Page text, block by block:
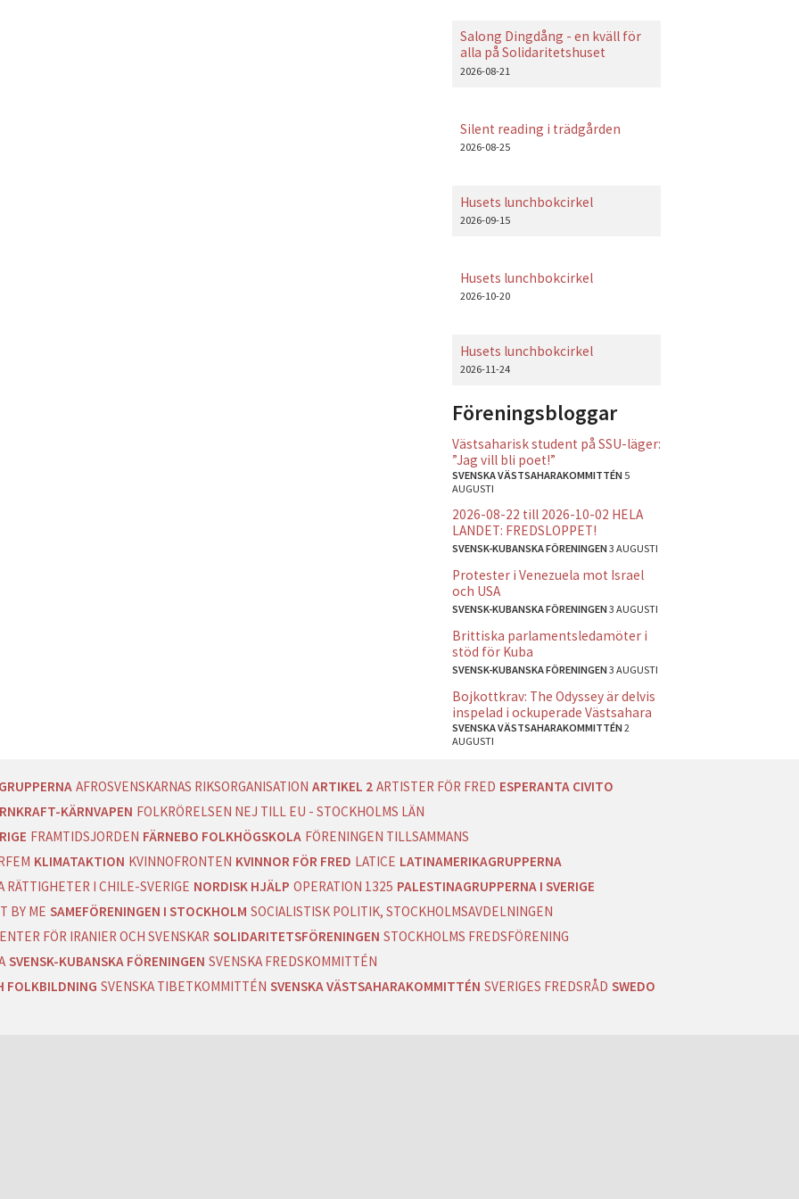
Salong Dingdång - en kväll för
alla på Solidaritetshuset
2026-08-21
Silent reading i trädgården
2026-08-25
Husets lunchbokcirkel
2026-09-15
Husets lunchbokcirkel
2026-10-20
Husets lunchbokcirkel
2026-11-24
Föreningsbloggar
Västsaharisk student på SSU-läger:
”Jag vill bli poet!”
SVENSKA VÄSTSAHARAKOMMITTÉN 5
AUGUSTI
2026-08-22 till 2026-10-02 HELA
LANDET: FREDSLOPPET!
SVENSK-KUBANSKA FÖRENINGEN3 AUGUSTI
Protester i Venezuela mot Israel
och USA
SVENSK-KUBANSKA FÖRENINGEN3 AUGUSTI
Brittiska parlamentsledamöter i
stöd för Kuba
SVENSK-KUBANSKA FÖRENINGEN3 AUGUSTI
Bojkottkrav: The Odyssey är delvis
inspelad i ockuperade Västsahara
SVENSKA VÄSTSAHARAKOMMITTÉN2
AUGUSTI
AFROSVENSKARNAS RIKSORGANISATION ARTIKEL 2 ARTISTER FÖR FRED ESPERANTA CIVITO
KÄRNVAPEN FOLKRÖRELSEN NEJ TILL EU - STOCKHOLMS LÄN
FRAMTIDSJORDEN FÄRNEBO FOLKHÖGSKOLA FÖRENINGEN TILLSAMMANS
KLIMATAKTION KVINNOFRONTEN KVINNOR FÖR FRED LATICE LATINAMERIKAGRUPPERNA
RÄTTIGHETER I CHILE-SVERIGE NORDISK HJÄLP OPERATION 1325 PALESTINAGRUPPERNA I SVERIGE
BY ME SAMEFÖRENINGEN I STOCKHOLM SOCIALISTISK POLITIK, STOCKHOLMSAVDELNINGEN
FÖR IRANIER OCH SVENSKAR SOLIDARITETSFÖRENINGEN STOCKHOLMS FREDSFÖRENING
SVENSK-KUBANSKA FÖRENINGEN SVENSKA FREDSKOMMITTÉN
FOLKBILDNING SVENSKA TIBETKOMMITTÉN SVENSKA VÄSTSAHARAKOMMITTÉN SVERIGES FREDSRÅD SWEDO